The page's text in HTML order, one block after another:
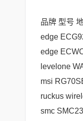
品牌 型号
edge
edge
levelone
msi
ruckus
smc